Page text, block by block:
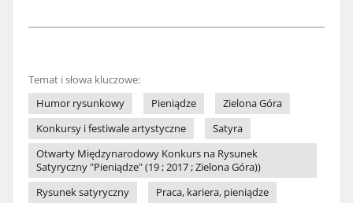
Temat i słowa kluczowe:
Humor rysunkowy
Pieniądze
Zielona Góra
Konkursy i festiwale artystyczne
Satyra
Otwarty Międzynarodowy Konkurs na Rysunek
Satyryczny "Pieniądze" (19 ; 2017 ; Zielona Góra))
Rysunek satyryczny
Praca, kariera, pieniądze